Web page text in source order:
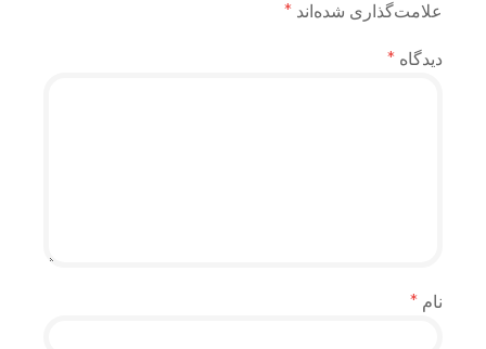
علامت‌گذاری شده‌اند *
دیدگاه *
نام *